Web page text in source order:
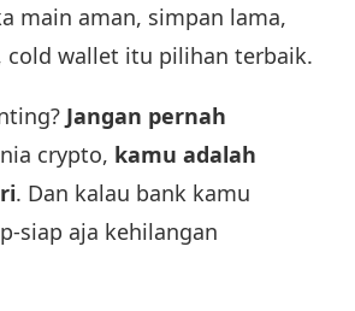
main aman, simpan lama,
cold wallet itu pilihan terbaik.
Jangan pernah
crypto, kamu adalah
. Dan kalau bank kamu
siap aja kehilangan